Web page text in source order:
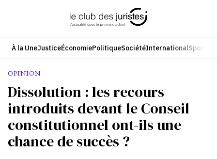
À la UneJusticeÉconomiePolitiqueSociétéInternationalSport
OPINION
Dissolution : les recours
introduits devant le Conseil
constitutionnel ont-ils une
chance de succès ?